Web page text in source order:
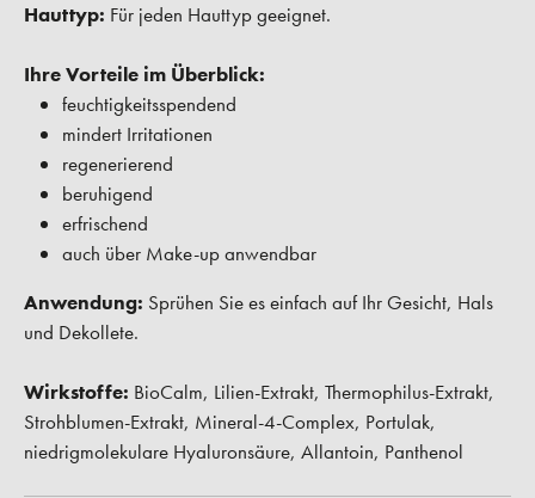
Hauttyp: Für jeden Hauttyp geeignet.
Ihre Vorteile im Überblick:
feuchtigkeitsspendend
mindert Irritationen
regenerierend
beruhigend
erfrischend
auch über Make-up anwendbar
Anwendung: Sprühen Sie es einfach auf Ihr Gesicht, Hals
und Dekollete.
Wirkstoffe: BioCalm, Lilien-Extrakt, Thermophilus-Extrakt,
Strohblumen-Extrakt, Mineral-4-Complex, Portulak,
niedrigmolekulare Hyaluronsäure, Allantoin, Panthenol